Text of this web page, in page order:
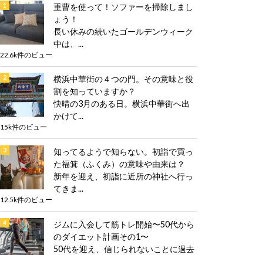
重曹を使って！ソファーを掃除しまし
ょう！
長い休みの続いたゴールデンウィーク
中は、...
22.6k件のビュー
横浜中華街の４つの門。その意味と役
割を知っていますか？
快晴の3月のある日。横浜中華街へ出
かけて...
15k件のビュー
知ってるようで知らない。初詣で買っ
た福箕（ふくみ）の意味や由来は？
新年を迎え、初詣に近所の神社へ行っ
てきま...
12.5k件のビュー
ジムに入会して筋トレ開始〜50代から
のダイエット計画その1〜
50代を迎え、信じられないことに過去